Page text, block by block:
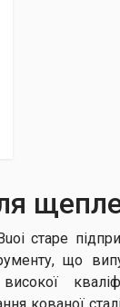
старе
що
кованої